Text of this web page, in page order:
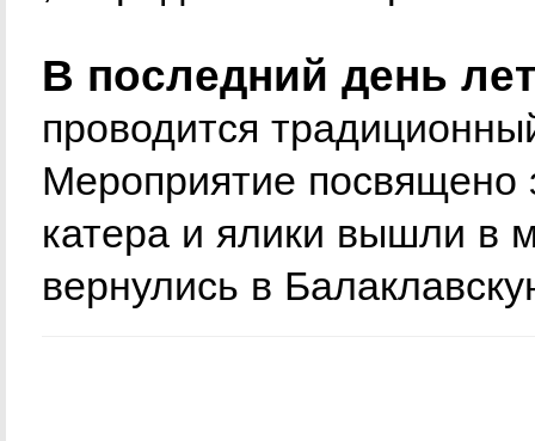
В последний день
проводится
Мероприятие посвящено
катера и ялики вышли в
вернулись в